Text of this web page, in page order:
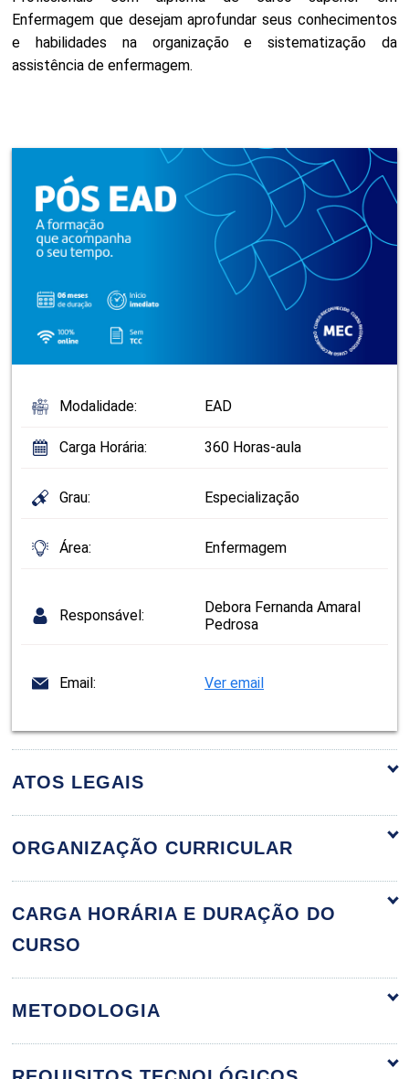
Modalidade: EAD
Carga Horária: 360 Horas-aula
Grau: Especialização
Área: Enfermagem
Responsável:
Debora Fernanda Amaral
Pedrosa
Email: Ver email
Enfermagem que desejam aprofundar seus conhecimentos
e habilidades na organização e sistematização da
assistência de enfermagem.
ATOS LEGAIS
ORGANIZAÇÃO CURRICULAR
Atenção Básica à Saúde
Ética e Sociedade no Mundo
Globalizado e Ética em Saúde
CARGA HORÁRIA E DURAÇÃO DO
CURSO
METODOLOGIA